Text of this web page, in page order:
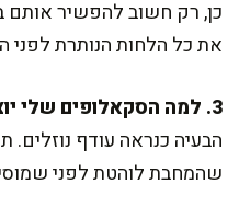
כן, רק חשוב להפשיר אותם
את כל הלחות הנותרת לפני
3. למה הסקאלופים שלי יוצאים רכים מדי?
הבעיה כנראה עודף נוזלים.
שהמחבת לוהטת לפני